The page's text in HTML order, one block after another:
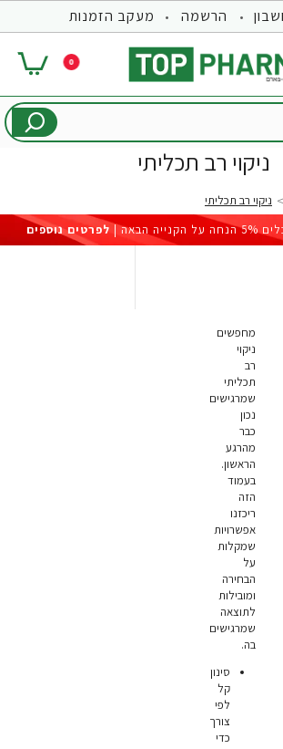
הרשמה מעקב הזמנות
0
ניקוי רב תכליתי
ניקוי רב תכליתי
הבאה |
לפרטים נוספים
מחפשים
ניקוי
רב
תכליתי
שמרגישים
נכון
כבר
מהרגע
הראשון.
בעמוד
הזה
ריכזנו
אפשרויות
שמקלות
על
הבחירה
ומובילות
לתוצאה
שמרגישים
בה.
סינון
קל
לפי
צורך
כדי